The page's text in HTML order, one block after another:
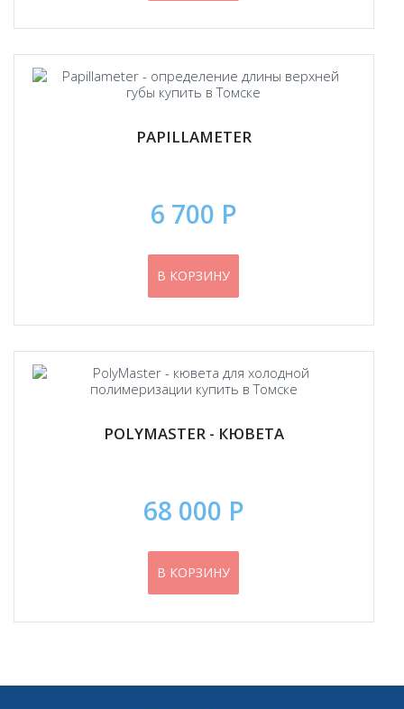
PAPILLAMETER
6 700 Р
В КОРЗИНУ
POLYMASTER - КЮВЕТА
68 000 Р
В КОРЗИНУ